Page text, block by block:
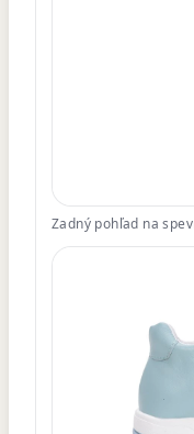
Zadný pohľad na